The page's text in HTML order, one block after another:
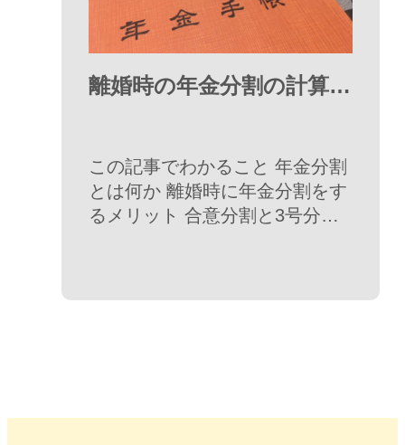
離婚時の年金分割の計算・
ついても解説】
この記事でわかること 年金分割
とは何か 離婚時に年金分割をす
るメリット 合意分割と3号分割